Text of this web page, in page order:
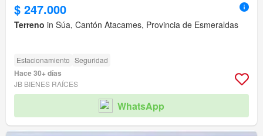
$ 247.000
Terreno in Súa, Cantón Atacames, Provincia de Esmeraldas
Estacionamiento Seguridad
Hace 30+ días
JB BIENES RAÍCES
WhatsApp